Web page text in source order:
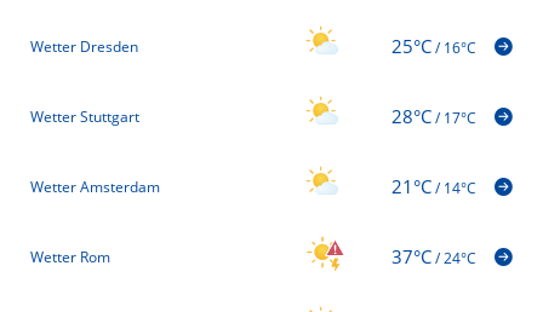
Wetter Dresden 25°C/16°C
Wetter Stuttgart 28°C/17°C
Wetter Amsterdam 21°C/14°C
Wetter Rom 37°C/24°C